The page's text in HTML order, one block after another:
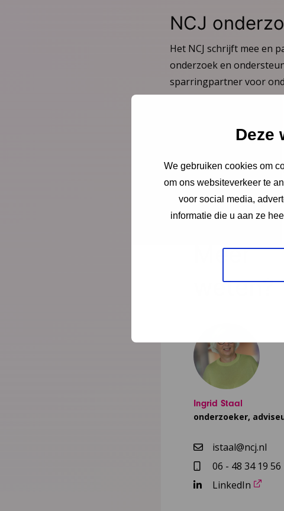
Deze
We gebruiken cookies om
om ons websiteverkeer te
voor social media,
informatie die u aan ze
NCJ
Het NCJ schrijft mee en
onderzoek en
sparringpartner voor
Deel deze pagina
Meer
weten?
Ingrid Staal
onderzoeker,
istaal@ncj.nl
06 - 48 34 19 56
LinkedIn